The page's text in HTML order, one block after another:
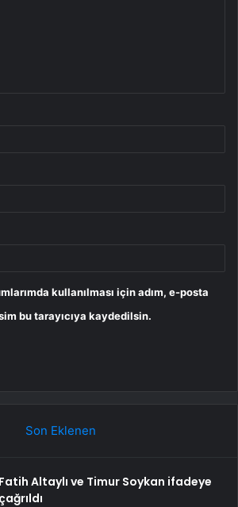
kullanılması için adım, e-posta
bu tarayıcıya kaydedilsin.
Son Eklenen
Fatih Altaylı ve Timur Soykan ifadeye
çağrıldı